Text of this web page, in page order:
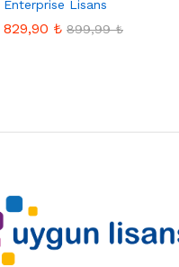
Enterprise Lisans
829,90 ₺ 899,99₺